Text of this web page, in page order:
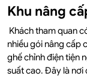
Khu nâng
Khách tham quan
nhiều gói nâng cấp
ghế chỉnh điện tiện
suất cao. Đây là nơi